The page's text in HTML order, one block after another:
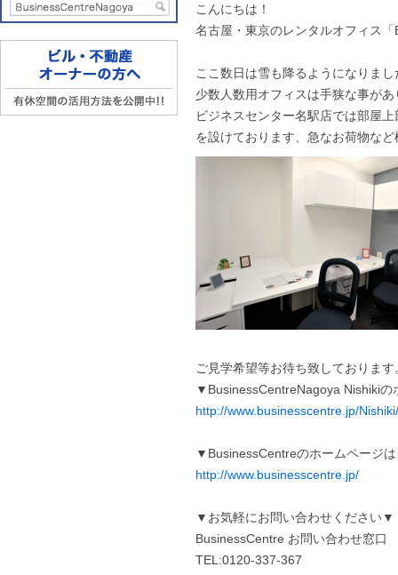
こんにちは！
名古屋・東京のレンタルオフィス
ここ数日は雪も降るようになりま
少数人数用オフィスは手狭な事があ
ビジネスセンター名駅店では部屋
を設けております、急なお荷物な
ご見学希望等お待ち致しております
▼BusinessCentreNagoya Nishiki
http://www.businesscentre.jp/Nishiki/
▼BusinessCentreのホームページ
http://www.businesscentre.jp/
▼お気軽にお問い合わせください▼
BusinessCentre お問い合わせ窓口
TEL:0120-337-367